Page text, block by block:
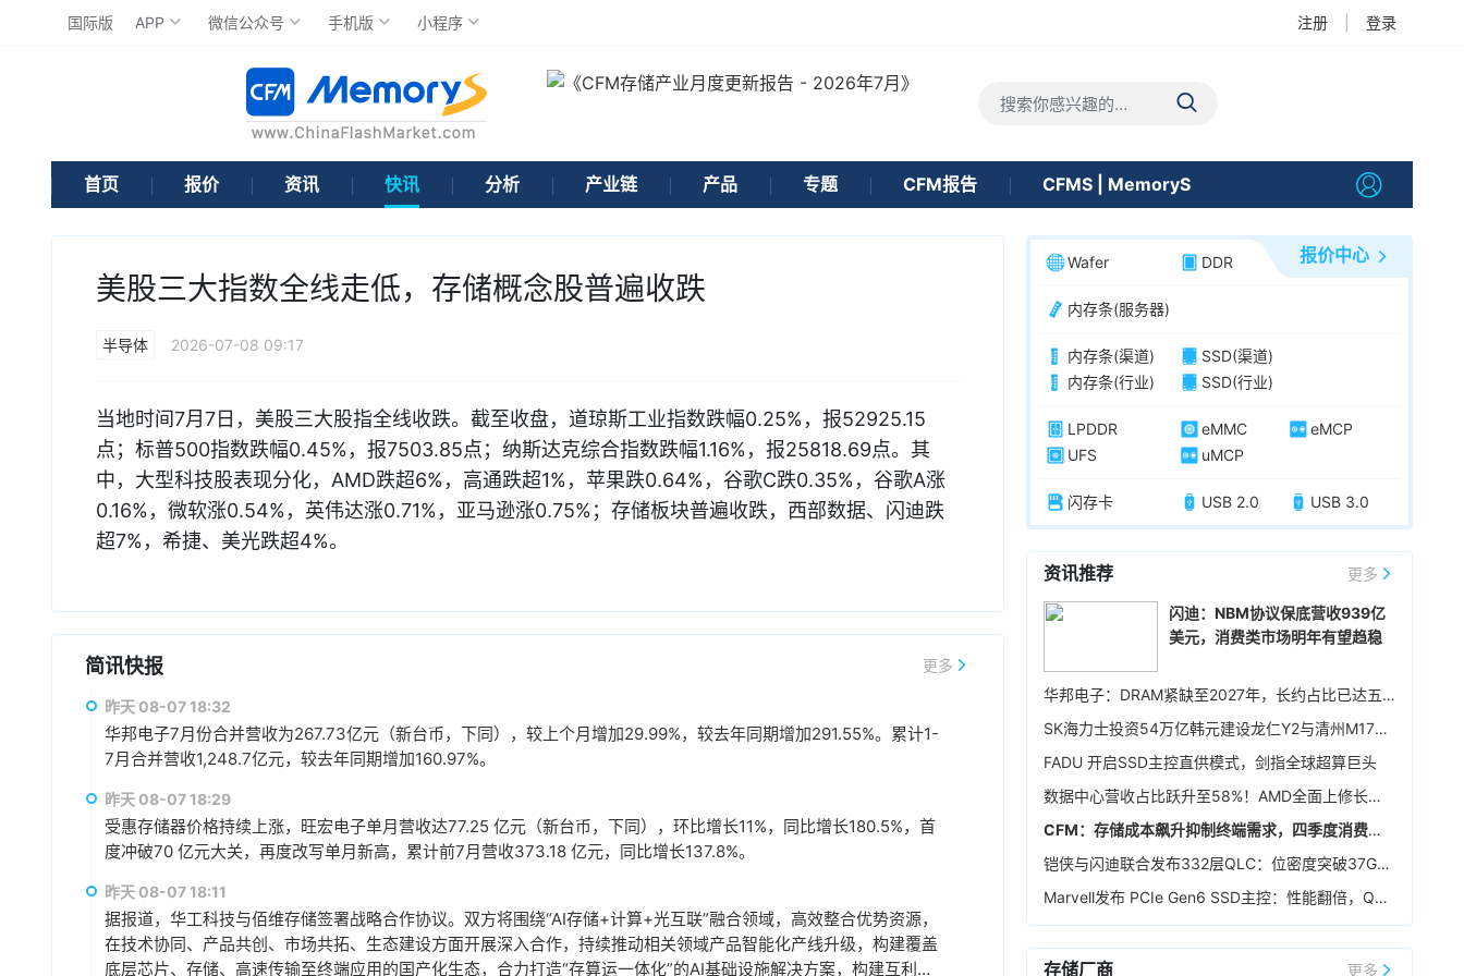
国际版 APP 微信公众号 手机版 小程序 注册 登录
首页 报价 资讯 快讯 分析 产业链 产品 专题 CFM报告 CFMS | MemoryS
美股三大指数全线走低，存储概念股普遍收跌
半导体 2026-07-08 09:17
当地时间7月7日，美股三大股指全线收跌。截至收盘，道琼斯工业指数跌幅0.25%，报52925.15
点；标普500指数跌幅0.45%，报7503.85点；纳斯达克综合指数跌幅1.16%，报25818.69点。其
中，大型科技股表现分化，AMD跌超6%，高通跌超1%，苹果跌0.64%，谷歌C跌0.35%，谷歌A涨
0.16%，微软涨0.54%，英伟达涨0.71%，亚马逊涨0.75%；存储板块普遍收跌，西部数据、闪迪跌
超7%，希捷、美光跌超4%。
简讯快报 更多
昨天 08-07 18:32
华邦电子7月份合并营收为267.73亿元（新台币，下同），较上个月增加29.99%，较去年同期增加291.55%。累计1-
7月合并营收1,248.7亿元，较去年同期增加160.97%。
昨天 08-07 18:29
受惠存储器价格持续上涨，旺宏电子单月营收达77.25 亿元（新台币，下同），环比增长11%，同比增长180.5%，首
度冲破70 亿元大关，再度改写单月新高，累计前7月营收373.18 亿元，同比增长137.8%。
昨天 08-07 18:11
据报道，华工科技与佰维存储签署战略合作协议。双方将围绕“AI存储+计算+光互联”融合领域，高效整合优势资源，
在技术协同、产品共创、市场共拓、生态建设方面开展深入合作，持续推动相关领域产品智能化产线升级，构建覆盖
底层芯片、存储、高速传输至终端应用的国产化生态，合力打造“存算运一体化”的AI基础设施解决方案，构建互利共
报价中心
Wafer DDR
内存条(服务器)
内存条(渠道)
SSD(渠道)
内存条(行业)
SSD(行业)
LPDDR eMMC
eMCP
UFS
uMCP
闪存卡 USB 2.0 USB 3.0
资讯推荐 更多
闪迪：NBM协议保底营收939亿
美元，消费类市场明年有望趋稳
华邦电子：DRAM紧缺至2027年，长约占比已达五成
SK海力士投资54万亿韩元建设龙仁Y2与清州M17晶圆厂，确保中长期生产基础
FADU 开启SSD主控直供模式，剑指全球超算巨头
数据中心营收占比跃升至58%！AMD全面上修长期财务指引，2027年该板块营收将翻倍
CFM：存储成本飙升抑制终端需求，四季度消费级NAND行情恐承压
铠侠与闪迪联合发布332层QLC：位密度突破37Gb/mm²
Marvell发布 PCIe Gen6 SSD主控：性能翻倍，Q4送样
存储厂商 更多